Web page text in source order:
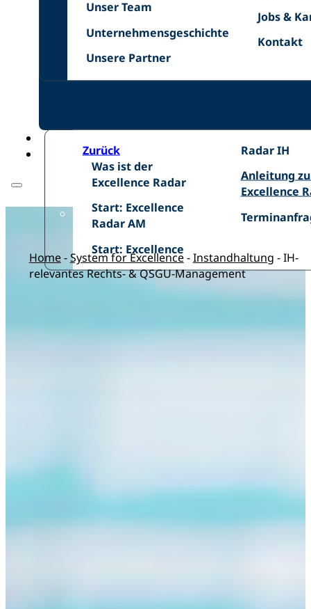
Unser Team
Unser
Unternehmensgeschichte
Unternehmensgeschichte
Unsere Partner
Unsere
Jobs &
Jobs
Karriere
Kontakt
Kontakt
Zurück
Was ist der
Excellence Radar
Was
ist
Excellence
Radar
Start: Excellence
Radar AM
Start:
Excellence
AM
Start: Excellence
Radar IH
Start:
Excellence
IH
Anleitung
Excellence
Anleitung
zum
Radar
Home-System for Excellence-Instandhaltung -IH-
relevantes Rechts- & QSGU-Management